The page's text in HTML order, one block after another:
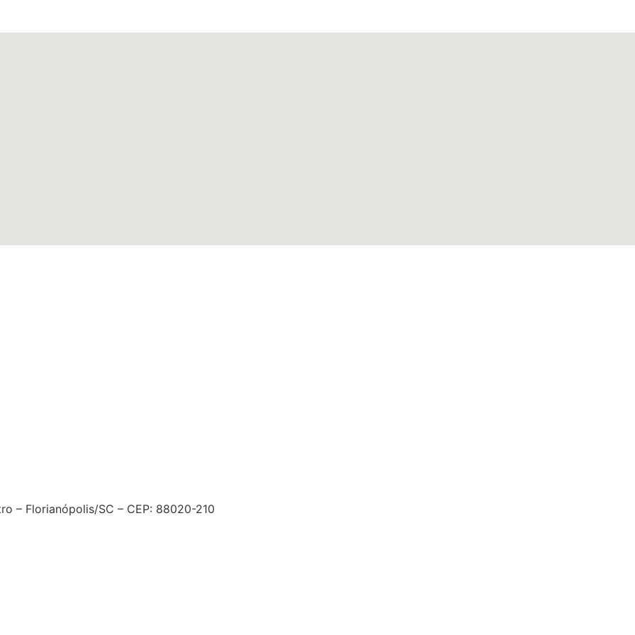
– Florianópolis/SC – CEP: 88020-210